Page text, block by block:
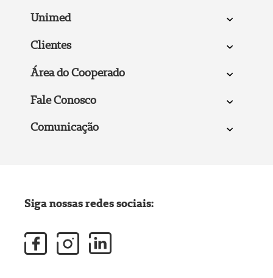
Unimed
Clientes
Área do Cooperado
Fale Conosco
Comunicação
Siga nossas redes sociais: